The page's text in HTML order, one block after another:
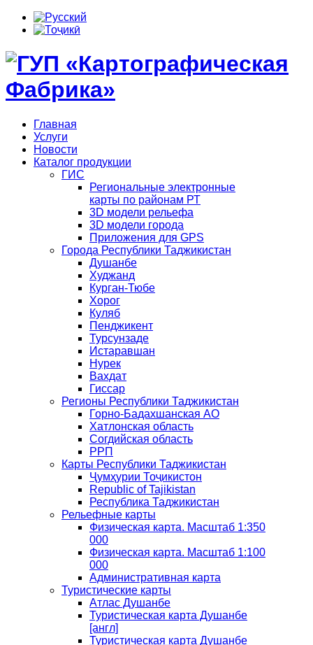
Главная
Услуги
Новости
Каталог продукции
ГИС
Региональные электронные
карты по районам РТ
3D модели рельефа
3D модели города
Приложения для GPS
Города Республики Таджикистан
Душанбе
Худжанд
Курган-Тюбе
Хорог
Куляб
Пенджикент
Турсунзаде
Истаравшан
Нурек
Вахдат
Гиссар
Регионы Республики Таджикистан
Горно-Бадахшанская АО
Хатлонская область
Согдийская область
РРП
Карты Республики Таджикистан
Ҷумҳурии Тоҷикистон
Republic of Tajikistan
Республика Таджикистан
Рельефные карты
Физическая карта. Масштаб 1:350
000
Физическая карта. Масштаб 1:100
000
Административная карта
Туристические карты
Атлас Душанбе
Туристическая карта Душанбе
[англ]
Туристическая карта Душанбе